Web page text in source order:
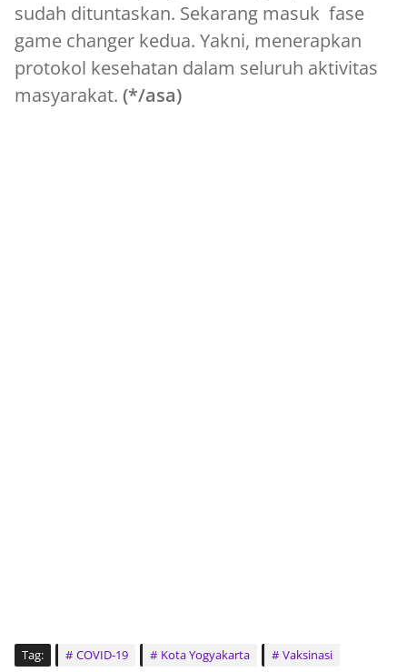
sudah dituntaskan. Sekarang masuk fase
game changer kedua. Yakni, menerapkan
protokol kesehatan dalam seluruh aktivitas
masyarakat. (*/asa)
Tag: COVID-19 Kota Yogyakarta Vaksinasi